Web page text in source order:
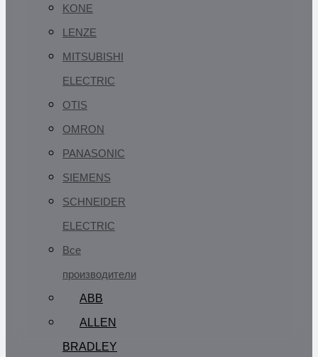
KONE
LENZE
MITSUBISHI
ELECTRIC
OTIS
OMRON
PANASONIC
SIEMENS
SCHNEIDER
ELECTRIC
Все
производители
ABB
ALLEN
BRADLEY